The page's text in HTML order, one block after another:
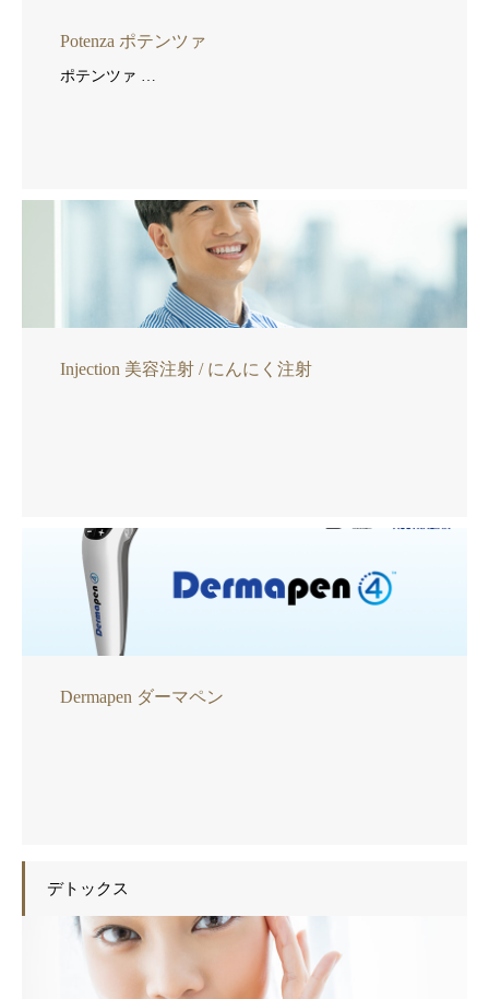
Potenza ポテンツァ
ポテンツァ …
Injection 美容注射 / にんにく注射
Dermapen ダーマペン
デトックス